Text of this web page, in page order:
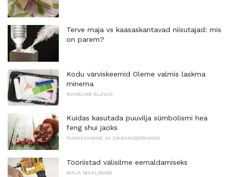
Terve maja vs kaasaskantavad niisutajad: mis
on parem?
Kodu värviskeemid Oleme valmis laskma
minema
ROHELINE ELUVIIS
Kuidas kasutada puuvilja sümbolismi hea
feng shui jaoks
PUHASTAMINE JA ORGANISEERIMINE
Tööriistad välisilme eemaldamiseks
MAJA MAALIMINE